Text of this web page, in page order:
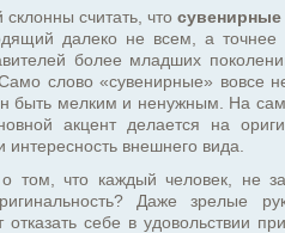
считать, что
далеко не всем, а точнее
более младших
слово «сувенирные» вовсе
быть мелким и ненужным. На
акцент делается на
внешнего вида.
о том, что каждый человек, не
Даже зрелые
отказать себе в удовольствии